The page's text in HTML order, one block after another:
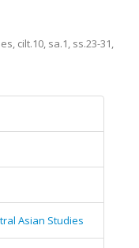
cilt.10, sa.1, ss.23-31,
Asian Studies